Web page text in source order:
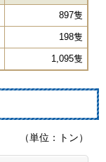
897隻
198隻
1,095隻
（単位：トン）